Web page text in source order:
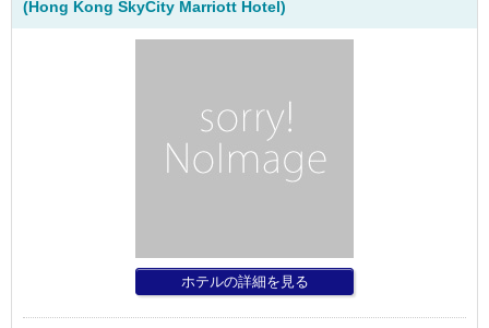
(Hong Kong SkyCity Marriott Hotel)
ホテルの詳細を見る